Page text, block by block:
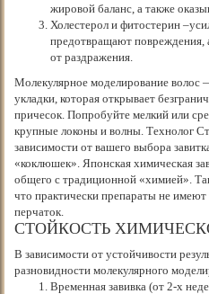
жировой баланс, а также
Холестерол и фитостерин
предотвращают
от раздражения.
Молекулярное моделирование волос
укладки, которая открывает
причесок. Попробуйте мелкий или
крупные локоны и волны. Технолог
зависимости от вашего выбора
«коклюшек». Японская химическая
общего с традиционной «химией».
что практически препараты не имеют
перчаток.
СТОЙКОСТЬ
В зависимости от устойчивости
разновидности молекулярного
Временная завивка (от 2-х